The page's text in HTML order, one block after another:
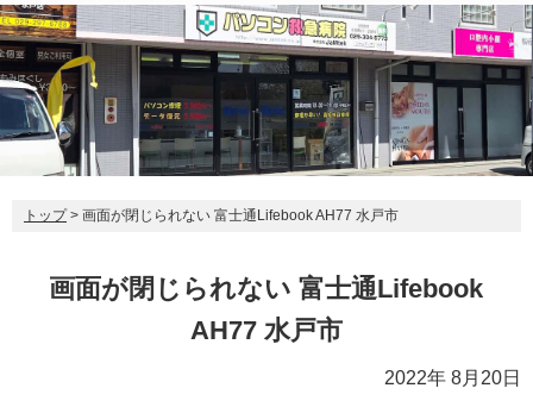
トップ> 画面が閉じられない 富士通Lifebook AH77 水戸市
画面が閉じられない 富士通Lifebook
AH77 水戸市
2022年 8月20日